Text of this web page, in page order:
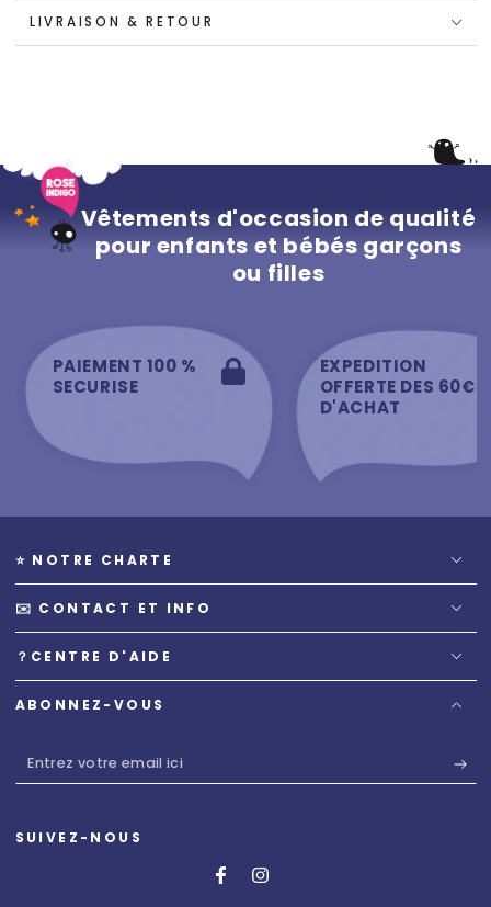
LIVRAISON & RETOUR
Vêtements d'occasion de qualité
pour enfants et bébés garçons
ou filles
PAIEMENT 100 %
SECURISE
EXPEDITION
OFFERTE DES 60€
D'ACHAT
⭐️ NOTRE CHARTE
✉️ CONTACT ET INFO
？CENTRE D'AIDE
ABONNEZ-VOUS
Entrez
votre
SUIVEZ-NOUS
FacebookInstagram